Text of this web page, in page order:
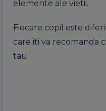
elemente ale vietii.
Fiecare copil este
care iti va recomanda
tau.